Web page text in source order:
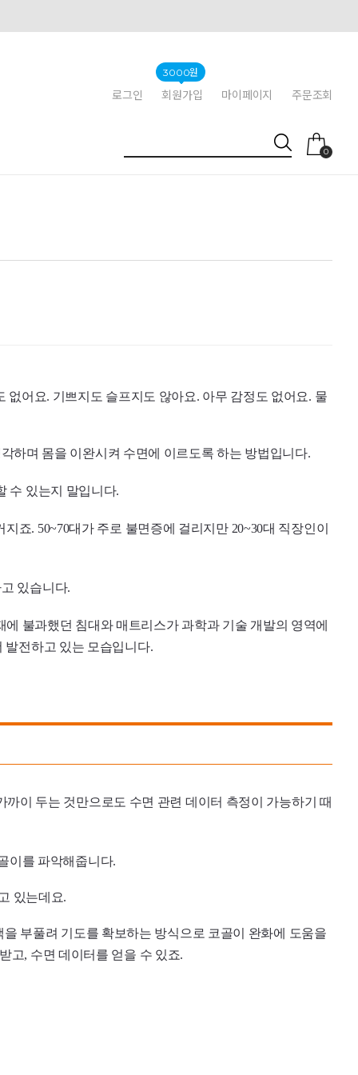
로그인 회원가입
3000원
마이페이지 주문조회
0
없어요. 기쁘지도 슬프지도 않아요. 아무 감정도 없어요. 물
하며 몸을 이완시켜 수면에 이르도록 하는 방법입니다.
수 있는지 말입니다.
죠. 50~70대가 주로 불면증에 걸리지만 20~30대 직장인이
있습니다.
불과했던 침대와 매트리스가 과학과 기술 개발의 영역에
발전하고 있는 모습입니다.
이 두는 것만으로도 수면 관련 데이터 측정이 가능하기 때
이를 파악해줍니다.
있는데요.
부풀려 기도를 확보하는 방식으로 코골이 완화에 도움을
고, 수면 데이터를 얻을 수 있죠.